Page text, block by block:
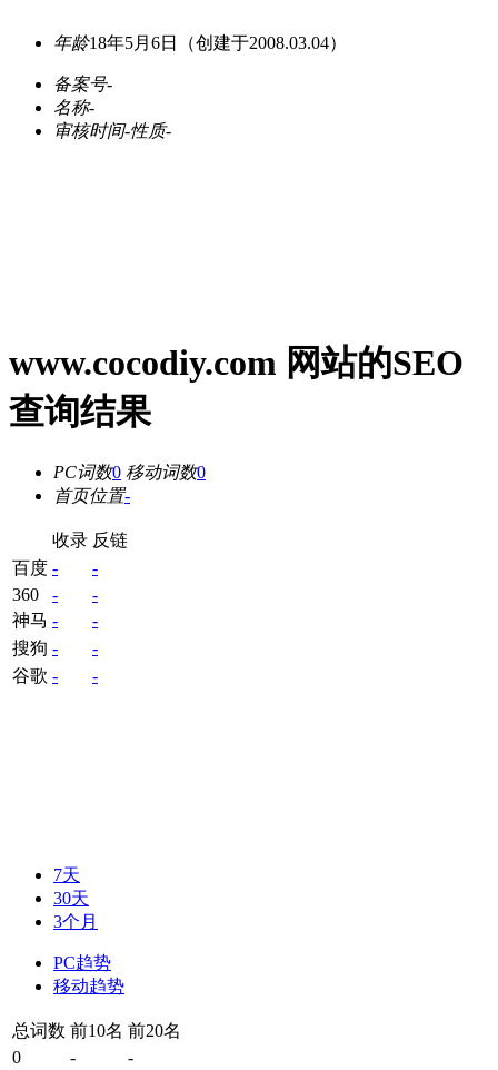
年龄18年5月6日 （创建于2008.03.04）
备案号-
名称-
审核时间-性质-
www.cocodiy.com 网站的SEO
查询结果
PC词数0 移动词数0
首页位置-
收录 反链
百度 -
-
360
-
-
神马 -
-
搜狗 -
-
谷歌 - -
7天
30天
3个月
PC趋势
移动趋势
总词数 前10名 前20名
0
- -